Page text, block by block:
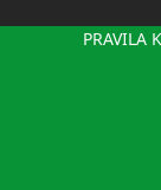
PRAVILA